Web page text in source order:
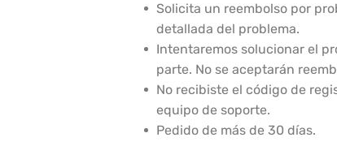
Solicita un reembolso por
detallada del problema.
Intentaremos solucionar el
parte. No se aceptarán
No recibiste el código de
equipo de soporte.
Pedido de más de 30 días.